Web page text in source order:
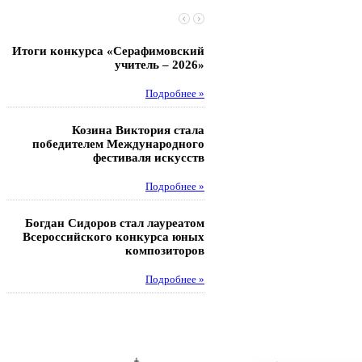
Итоги конкурса «Серафимовский
учитель – 2026»
Подробнее »
Козина Виктория стала
победителем Международного
фестиваля искусств
Подробнее »
Богдан Сидоров стал лауреатом
Всероссийского конкурса юных
композиторов
Подробнее »